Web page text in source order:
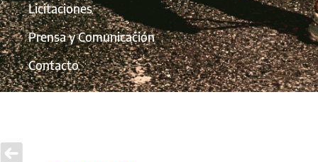
Licitaciones
Prensa y Comunicación
Contacto